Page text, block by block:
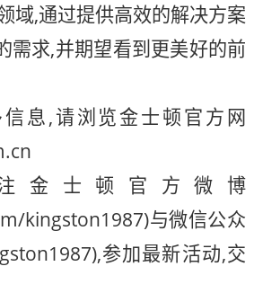
域,通过提供高效的解决方案
需求,并期望看到更美好的前
息,请浏览金士顿官方网
金士顿官方微博
kingston1987)与微信公众
参加最新活动,交